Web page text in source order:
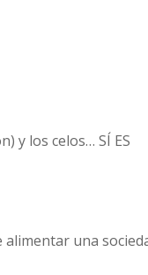
y los celos… SÍ ES
una